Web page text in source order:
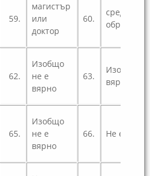
59.
магистър
или
доктор
60.
средно
62.
Изобщо
не е
вярно
63.
Изобщо
вярно
65.
Изобщо
не е
вярно
66. Не е вярно